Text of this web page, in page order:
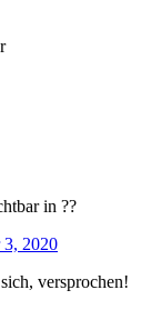
in ??
3, 2020
versprochen!